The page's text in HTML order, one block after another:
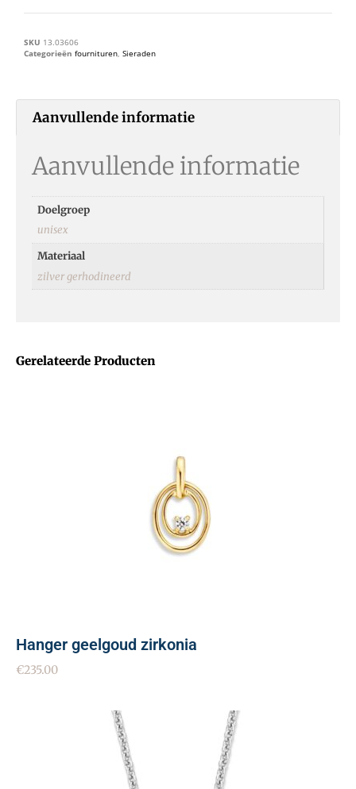
Gerelateerde Producten
Hanger geelgoud zirkonia
€235.00
SKU 13.03606
Categorieën fournituren, Sieraden
Aanvullende informatie
Aanvullende informatie
Doelgroep
unisex
Materiaal
zilver gerhodineerd